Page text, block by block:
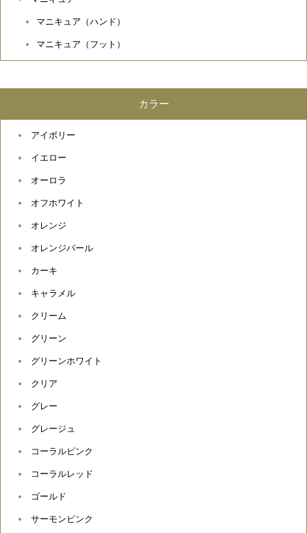
マニキュア（ハンド）
マニキュア（フット）
カラー
アイボリー
イエロー
オーロラ
オフホワイト
オレンジ
オレンジパール
カーキ
キャラメル
クリーム
グリーン
グリーンホワイト
クリア
グレー
グレージュ
コーラルピンク
コーラルレッド
ゴールド
サーモンピンク